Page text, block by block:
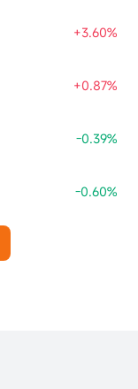
+3.60%
+0.87%
-0.39%
-0.60%